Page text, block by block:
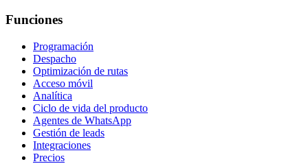
Funciones
Programación
Despacho
Optimización de rutas
Acceso móvil
Analítica
Ciclo de vida del producto
Agentes de WhatsApp
Gestión de leads
Integraciones
Precios